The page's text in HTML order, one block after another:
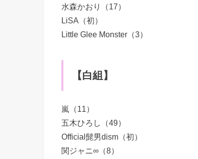
水森かおり（17）
LiSA（初）
Little Glee Monster（3）
【白組】
嵐（11）
五木ひろし（49）
Official髭男dism（初）
関ジャニ∞（8）